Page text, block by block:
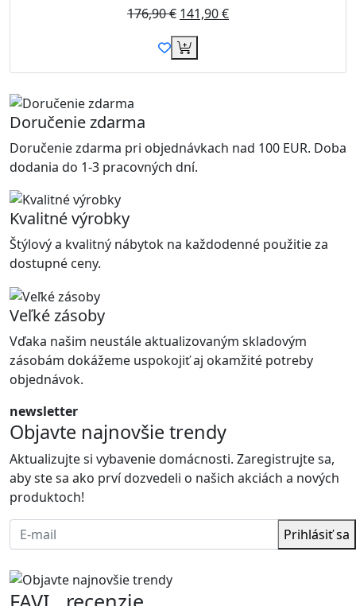
176,90€ 141,90€
Doručenie zdarma
Doručenie zdarma pri objednávkach nad 100 EUR. Doba
dodania do 1-3 pracovných dní.
Kvalitné výrobky
Štýlový a kvalitný nábytok na každodenné použitie za
dostupné ceny.
Veľké zásoby
Vďaka našim neustále aktualizovaným skladovým
zásobám dokážeme uspokojiť aj okamžité potreby
objednávok.
newsletter
Objavte najnovšie trendy
Aktualizujte si vybavenie domácnosti. Zaregistrujte sa,
aby ste sa ako prví dozvedeli o našich akciách a nových
produktoch!
Prihlásiť sa